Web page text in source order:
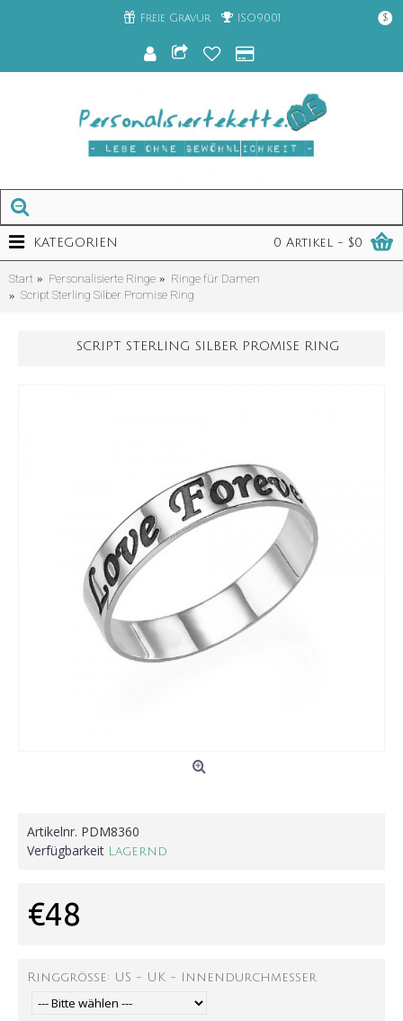
Freie Gravur ISO9001 $
0 Artikel - $0
KATEGORIEN
Start Personalisierte Ringe
Ringe für Damen
Script Sterling Silber Promise Ring
SCRIPT STERLING SILBER PROMISE RING
Artikelnr. PDM8360
Verfügbarkeit Lagernd
€48
Ringgröße: US - UK - Innendurchmesser